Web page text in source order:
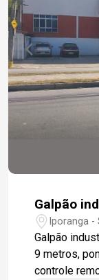
Galpão
Iporanga
Galpão
9 metros,
controle